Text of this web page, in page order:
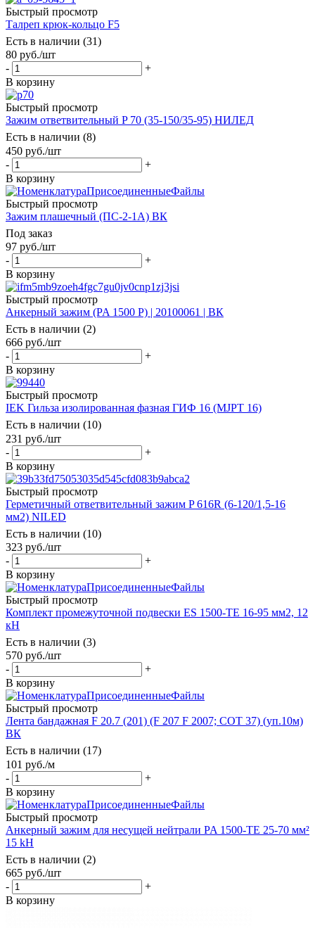
Быстрый просмотр
Талреп крюк-кольцо F5
Есть в наличии (31)
80 руб./шт
-
+
В корзину
Быстрый просмотр
Зажим ответвительный P 70 (35-150/35-95) НИЛЕД
Есть в наличии (8)
450 руб./шт
-
+
В корзину
Быстрый просмотр
Зажим плашечный (ПС-2-1А) ВК
Под заказ
97 руб./шт
-
+
В корзину
Быстрый просмотр
Aнкерный зажим (PA 1500 P) | 20100061 | ВК
Есть в наличии (2)
666 руб./шт
-
+
В корзину
Быстрый просмотр
IEK Гильза изолированная фазная ГИФ 16 (MJPT 16)
Есть в наличии (10)
231 руб./шт
-
+
В корзину
Быстрый просмотр
Герметичный ответвительный зажим P 616R (6-120/1,5-16
мм2) NILED
Есть в наличии (10)
323 руб./шт
-
+
В корзину
Быстрый просмотр
Комплект промежуточной подвески ES 1500-TE 16-95 мм2, 12
кН
Есть в наличии (3)
570 руб./шт
-
+
В корзину
Быстрый просмотр
Лента бандажная F 20.7 (201) (F 207 F 2007; COT 37) (уп.10м)
ВК
Есть в наличии (17)
101 руб./м
-
+
В корзину
Быстрый просмотр
Анкерный зажим для несущей нейтрали PA 1500-TE 25-70 мм²
15 kH
Есть в наличии (2)
665 руб./шт
-
+
В корзину